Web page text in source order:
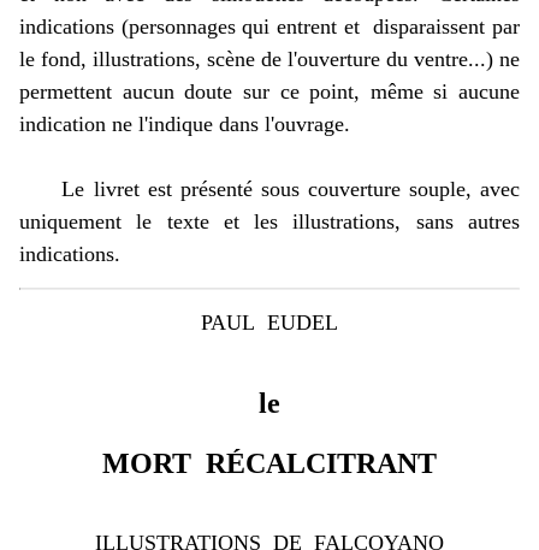
indications (personnages qui entrent et disparaissent par
le fond, illustrations, scène de l'ouverture du ventre...) ne
permettent aucun doute sur ce point, même si aucune
indication ne l'indique dans l'ouvrage.
Le livret est présenté sous couverture souple, avec
uniquement le texte et les illustrations, sans autres
indications.
PAUL EUDEL
le
MORT RÉCALCITRANT
ILLUSTRATIONS DE FALCOYANO